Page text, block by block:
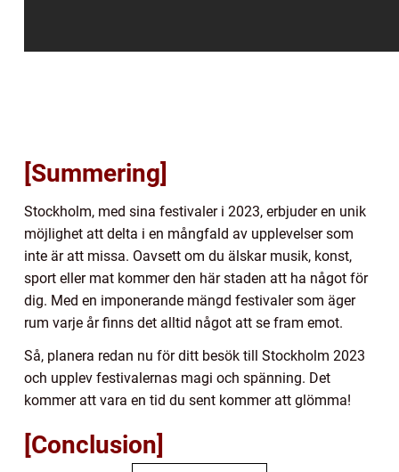
[Summering]
Stockholm, med sina festivaler i 2023, erbjuder en unik
möjlighet att delta i en mångfald av upplevelser som
inte är att missa. Oavsett om du älskar musik, konst,
sport eller mat kommer den här staden att ha något för
dig. Med en imponerande mängd festivaler som äger
rum varje år finns det alltid något att se fram emot.
Så, planera redan nu för ditt besök till Stockholm 2023
och upplev festivalernas magi och spänning. Det
kommer att vara en tid du sent kommer att glömma!
[Conclusion]